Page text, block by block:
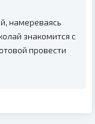
намереваясь
знакомится с
провести